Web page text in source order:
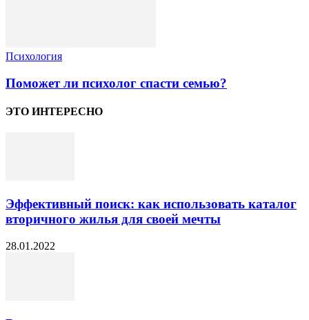
Психология
Поможет ли психолог спасти семью?
ЭТО ИНТЕРЕСНО
Эффективный поиск: как использовать каталог
вторичного жилья для своей мечты
28.01.2022